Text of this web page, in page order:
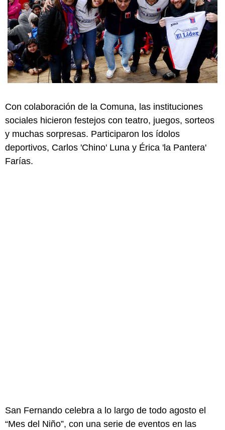
Con colaboración de la Comuna, las instituciones
sociales hicieron festejos con teatro, juegos, sorteos
y muchas sorpresas. Participaron los ídolos
deportivos, Carlos 'Chino' Luna y Érica 'la Pantera'
Farías.
San Fernando celebra a lo largo de todo agosto el
“Mes del Niño”, con una serie de eventos en las